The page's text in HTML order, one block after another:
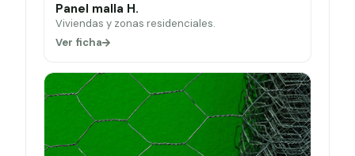
Panel malla H.
Viviendas y zonas residenciales.
Ver ficha